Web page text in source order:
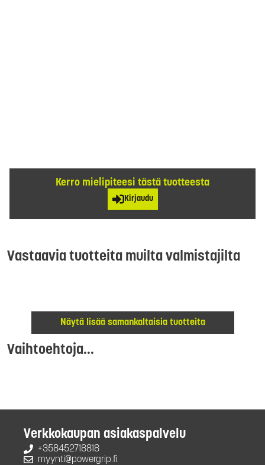
Kerro mielipiteesi tästä tuotteesta
Kirjaudu
Vastaavia tuotteita muilta valmistajilta
Näytä lisää samankaltaisia tuotteita
Vaihtoehtoja...
Verkkokaupan asiakaspalvelu
+358452718818
myynti@powergrip.fi